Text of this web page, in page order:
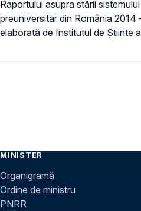
Raportului asupra stării
preuniversitar din România
elaborată de Institutul de Ştiinte
MINISTER
Organigramă
Ordine de ministru
PNRR